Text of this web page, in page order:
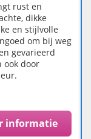
rust en
dikke
en stijlvolle
om bij weg
gevarieerd
ook door
informatie